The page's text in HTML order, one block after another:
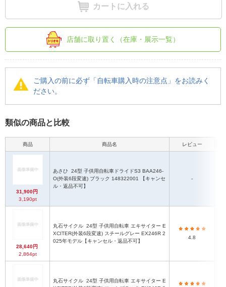
カートに入れる
店舗に取り置く（在庫・展示一覧）
ご購入の前に必ず「自転車購入時の注意点」をお読みく
ださい。
類似の商品と比較
商品 商品名 レビュー
31,900円
3,190pt
あさひ
O(外装6段変速) ブラック 148322001 【キャンセ
ル・返品不可】
-
28,640円
2,864pt
丸石サイクル
XCITER(外装6段変速) スチールグレー EX246R 2
025年モデル【キャンセル・返品不可】
4.8
丸石サイクル